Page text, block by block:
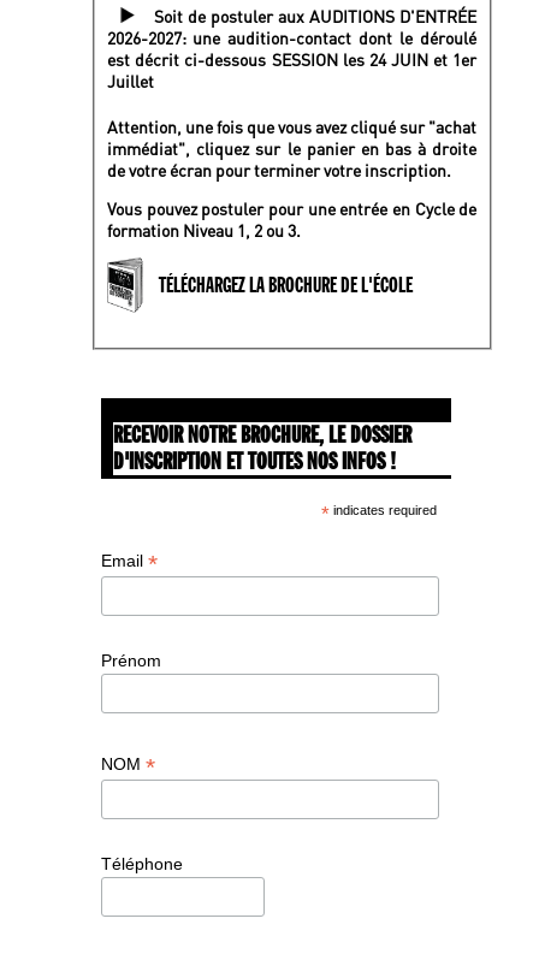
Soit de postuler aux AUDITIONS D'ENTRÉE
2026-2027: une audition-contact dont le déroulé
est décrit ci-dessous SESSION les 24 JUIN et 1er
Juillet
Attention, une fois que vous avez cliqué sur "achat
immédiat", cliquez sur le panier en bas à droite
de votre écran pour terminer votre inscription.
Vous pouvez postuler pour une entrée en Cycle de
formation Niveau 1, 2 ou 3.
TÉLÉCHARGEZ LA BROCHURE DE L'ÉCOLE
RECEVOIR NOTRE BROCHURE, LE DOSSIER
D'INSCRIPTION ET TOUTES NOS INFOS !
* indicates required
Email *
Prénom
NOM *
Téléphone